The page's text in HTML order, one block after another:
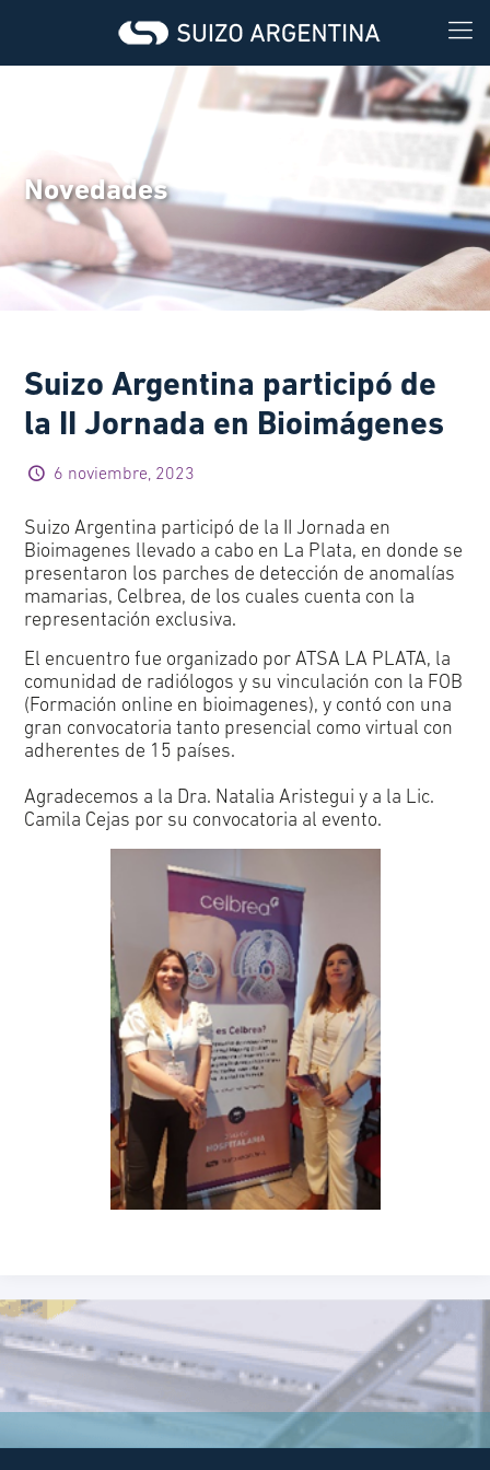
Novedades
Suizo Argentina participó de
la II Jornada en Bioimágenes
6 noviembre, 2023
Suizo Argentina participó de la II Jornada en
Bioimagenes llevado a cabo en La Plata, en donde se
presentaron los parches de detección de anomalías
mamarias, Celbrea, de los cuales cuenta con la
representación exclusiva.
El encuentro fue organizado por ATSA LA PLATA, la
comunidad de radiólogos y su vinculación con la FOB
(Formación online en bioimagenes), y contó con una
gran convocatoria tanto presencial como virtual con
adherentes de 15 países.
Agradecemos a la Dra. Natalia Aristegui y a la Lic.
Camila Cejas por su convocatoria al evento.